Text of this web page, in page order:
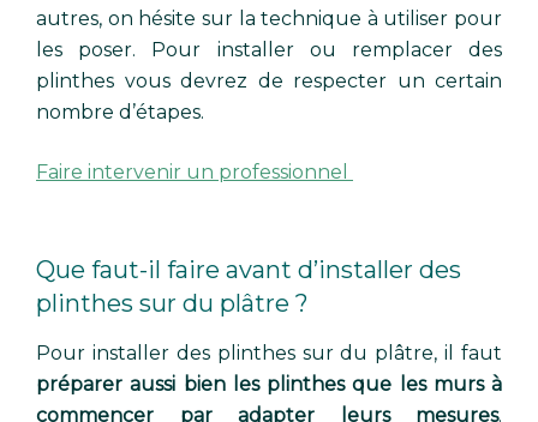
autres, on hésite sur la technique à utiliser pour
les poser. Pour installer ou remplacer des
plinthes vous devrez de respecter un certain
nombre d’étapes.
Faire intervenir un professionnel
Que faut-il faire avant d’installer des
plinthes sur du plâtre ?
Pour installer des plinthes sur du plâtre, il faut
préparer aussi bien les plinthes que les murs à
commencer par adapter leurs mesures.